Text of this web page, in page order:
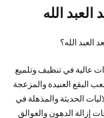
الله
الله؟
عالية في تنظيف وتلميع
البقع العنيدة والمزعجة
الحديثة والمذهلة في
إزالة الدهون والعوالق